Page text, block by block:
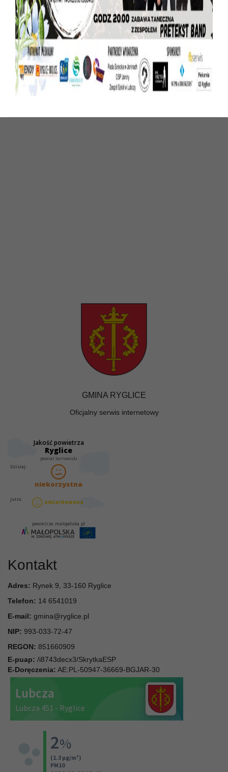
GMINA RYGLICE
Oficjalny serwis internetowy
Kontakt
Adres: Rynek 9, 33-160 Ryglice
Telefon: 14 6541019
E-mail: gmina@ryglice.pl
NIP: 993-033-72-47
REGON: 851660909
E-puap: /i8743decx3/SkrytkaESP
E-Doręczenia: AE:PL-50947-36669-BGJAR-30